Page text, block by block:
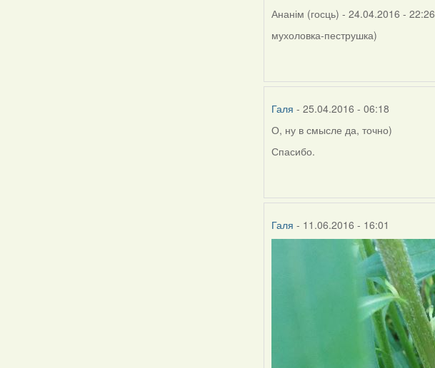
Ананім (госць) - 24.04.2016 - 22:26
мухоловка-пеструшка)
Галя - 25.04.2016 - 06:18
О, ну в смысле да, точно)
Спасибо.
Галя - 11.06.2016 - 16:01